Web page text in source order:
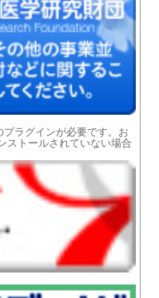
ラグインが必要です。お
ストールされていない場合